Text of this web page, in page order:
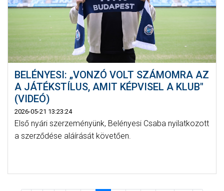
BELÉNYESI: „VONZÓ VOLT SZÁMOMRA AZ
A JÁTÉKSTÍLUS, AMIT KÉPVISEL A KLUB"
(VIDEÓ)
2026-05-21 13:23:24
Első nyári szerzeményünk, Belényesi Csaba nyilatkozott
a szerződése aláírását követően.